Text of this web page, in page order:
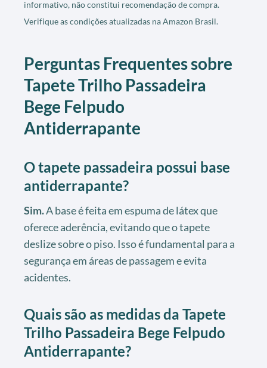
informativo, não constitui recomendação de compra.
Verifique as condições atualizadas na Amazon Brasil.
Perguntas Frequentes sobre
Tapete Trilho Passadeira
Bege Felpudo
Antiderrapante
O tapete passadeira possui base
antiderrapante?
Sim.A base é feita em espuma de látex que
oferece aderência, evitando que o tapete
deslize sobre o piso. Isso é fundamental para a
segurança em áreas de passagem e evita
acidentes.
Quais são as medidas da Tapete
Trilho Passadeira Bege Felpudo
Antiderrapante?